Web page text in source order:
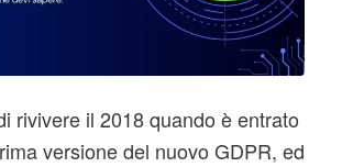
rivivere il 2018 quando è entrato
versione del nuovo GDPR, ed